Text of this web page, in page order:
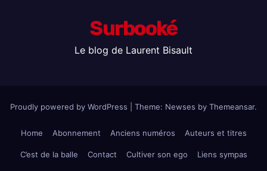
Surbooké
Le blog de Laurent Bisault
Proudly powered by WordPress Theme: Newses by Themeansar.
Home Abonnement Anciens numéros Auteurs et titres
C’est de la balle Contact Cultiver son ego Liens sympas